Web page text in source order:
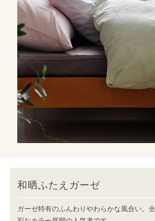
和晒ふたえガーゼ
ガーゼ特有のふんわりやわらかな風合い。